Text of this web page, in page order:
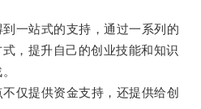
站式的支持，通过一系列的
，提升自己的创业技能和知识
提供资金支持，还提供给创